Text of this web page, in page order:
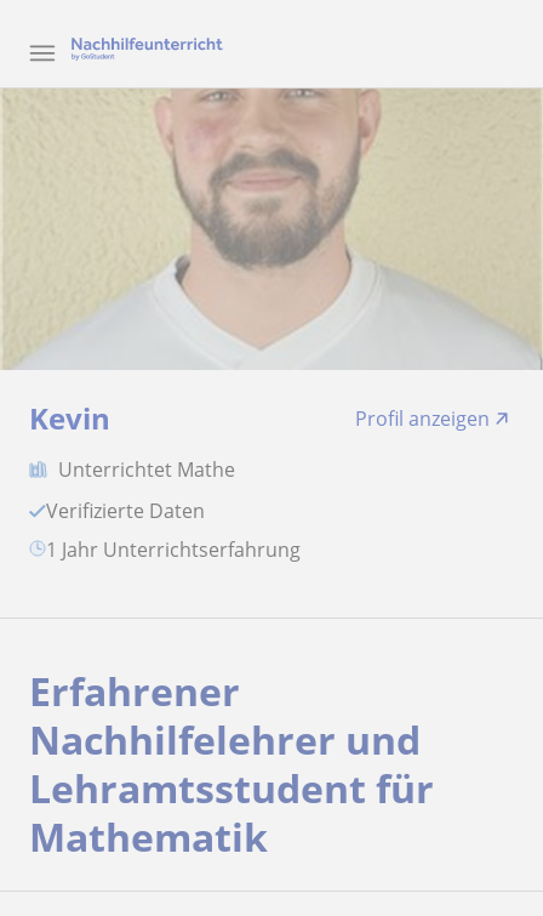
Kevin
Profil anzeigen
Unterrichtet Mathe
Verifizierte Daten
1 Jahr Unterrichtserfahrung
Erfahrener
Nachhilfelehrer und
Lehramtsstudent für
Mathematik